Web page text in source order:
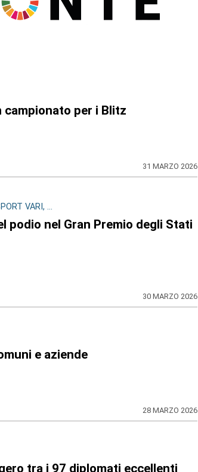
per i Blitz
31 MARZO 2026
VARI, ...
podio nel Gran Premio degli Stati
30 MARZO 2026
e aziende
28 MARZO 2026
tra i 97 diplomati eccellenti